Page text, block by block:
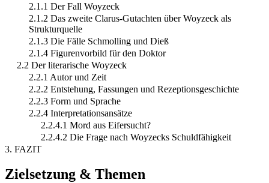
2.1.1 Der Fall Woyzeck
2.1.2 Das zweite Clarus-Gutachten über Woyzeck als
Strukturquelle
2.1.3 Die Fälle Schmolling und Dieß
2.1.4 Figurenvorbild für den Doktor
2.2 Der literarische Woyzeck
2.2.1 Autor und Zeit
2.2.2 Entstehung, Fassungen und Rezeptionsgeschichte
2.2.3 Form und Sprache
2.2.4 Interpretationsansätze
2.2.4.1 Mord aus Eifersucht?
2.2.4.2 Die Frage nach Woyzecks Schuldfähigkeit
3. FAZIT
Zielsetzung & Themen